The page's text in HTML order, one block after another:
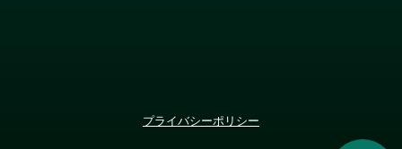
プライバシーポリシー